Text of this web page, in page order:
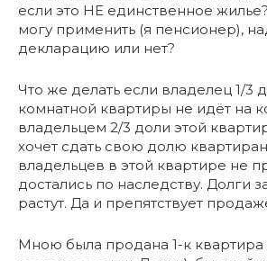
если это НЕ единственное
могу применить (я пенсионер),
декларацию или нет?
Что же делать если владелец 1/3
комнатной квартиры не идёт на
владельцем 2/3 доли этой
хочет сдать свою долю
владельцев в этой квартире не
достались по наследству. Долги
растут. Да и препятствует
Мною была продана 1-к квартира